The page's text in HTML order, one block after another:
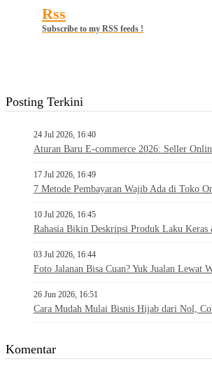
Rss
Subscribe to my RSS feeds !
Posting Terkini
24 Jul 2026, 16:40
Aturan Baru E-commerce 2026: Seller
17 Jul 2026, 16:49
7 Metode Pembayaran Wajib Ada di Toko
10 Jul 2026, 16:45
Rahasia Bikin Deskripsi Produk Laku
03 Jul 2026, 16:44
Foto Jalanan Bisa Cuan? Yuk Jualan Lewat
26 Jun 2026, 16:51
Cara Mudah Mulai Bisnis Hijab dari Nol,
Komentar